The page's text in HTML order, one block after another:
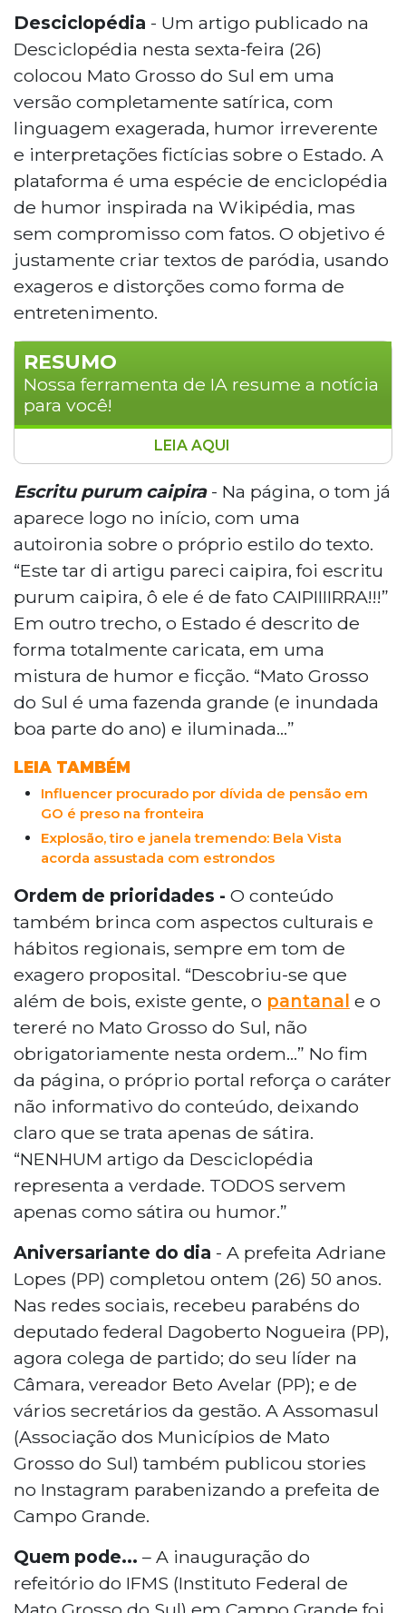
Desciclopédia - Um artigo publicado na
Desciclopédia nesta sexta-feira (26)
colocou Mato Grosso do Sul em uma
versão completamente satírica, com
linguagem exagerada, humor irreverente
e interpretações fictícias sobre o Estado. A
plataforma é uma espécie de enciclopédia
de humor inspirada na Wikipédia, mas
sem compromisso com fatos. O objetivo é
justamente criar textos de paródia, usando
exageros e distorções como forma de
entretenimento.
RESUMO
Nossa ferramenta de IA resume a notícia
para você!
A Desciclopédia, site de paródias
inspirado na Wikipédia, publicou nesta
sexta-feira (26) um artigo satírico sobre
Mato Grosso do Sul, com linguagem
exagerada e interpretações fictícias sobre
o Estado. O texto usa humor regional e
caricaturas culturais, descrevendo o
Estado como "uma fazenda grande e
inundada". O portal reforça que nenhum
de seus artigos representa a verdade,
servindo apenas como sátira.
LEIA AQUI
Escritu purum caipira- Na página, o tom já
aparece logo no início, com uma
autoironia sobre o próprio estilo do texto.
“Este tar di artigu pareci caipira, foi escritu
purum caipira, ô ele é de fato CAIPIIIIRRA!!!”
Em outro trecho, o Estado é descrito de
forma totalmente caricata, em uma
mistura de humor e ficção. “Mato Grosso
do Sul é uma fazenda grande (e inundada
boa parte do ano) e iluminada…”
LEIA TAMBÉM
Influencer procurado por dívida de pensão em
GO é preso na fronteira
Explosão, tiro e janela tremendo: Bela Vista
acorda assustada com estrondos
Ordem de prioridades - O conteúdo
também brinca com aspectos culturais e
hábitos regionais, sempre em tom de
exagero proposital. “Descobriu-se que
além de bois, existe gente, o pantanal e o
tereré no Mato Grosso do Sul, não
obrigatoriamente nesta ordem…” No fim
da página, o próprio portal reforça o caráter
não informativo do conteúdo, deixando
claro que se trata apenas de sátira.
“NENHUM artigo da Desciclopédia
representa a verdade. TODOS servem
apenas como sátira ou humor.”
Aniversariante do dia - A prefeita Adriane
Lopes (PP) completou ontem (26) 50 anos.
Nas redes sociais, recebeu parabéns do
deputado federal Dagoberto Nogueira (PP),
agora colega de partido; do seu líder na
Câmara, vereador Beto Avelar (PP); e de
vários secretários da gestão. A Assomasul
(Associação dos Municípios de Mato
Grosso do Sul) também publicou stories
no Instagram parabenizando a prefeita de
Campo Grande.
Quem pode... – A inauguração do
refeitório do IFMS (Instituto Federal de